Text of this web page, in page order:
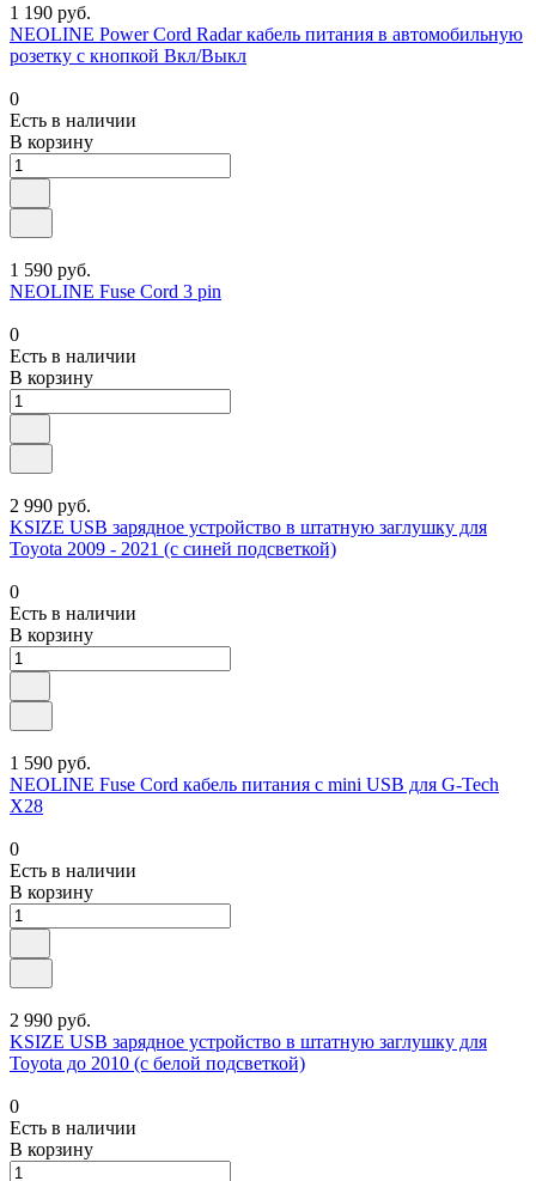
1 190 руб.
NEOLINE Power Cord Radar кабель питания в автомобильную
розетку с кнопкой Вкл/Выкл
0
Есть в наличии
В корзину
1 590 руб.
NEOLINE Fuse Cord 3 pin
0
Есть в наличии
В корзину
2 990 руб.
KSIZE USB зарядное устройство в штатную заглушку для
Toyota 2009 - 2021 (с синей подсветкой)
0
Есть в наличии
В корзину
1 590 руб.
NEOLINE Fuse Cord кабель питания с mini USB для G-Tech
X28
0
Есть в наличии
В корзину
2 990 руб.
KSIZE USB зарядное устройство в штатную заглушку для
Toyota до 2010 (с белой подсветкой)
0
Есть в наличии
В корзину